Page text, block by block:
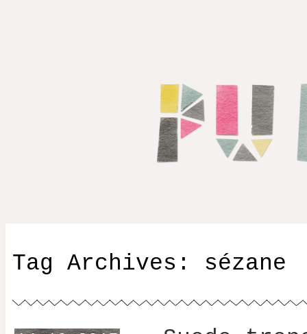
Tag Archives: sézane